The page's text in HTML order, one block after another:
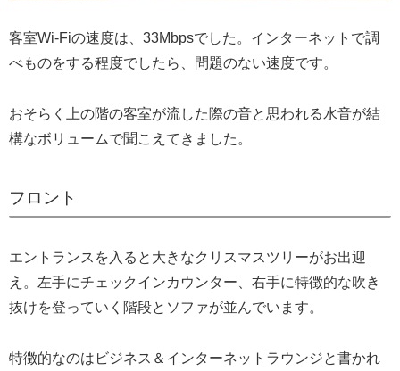
客室Wi-Fiの速度は、33Mbpsでした。インターネットで調
べものをする程度でしたら、問題のない速度です。
おそらく上の階の客室が流した際の音と思われる水音が結
構なボリュームで聞こえてきました。
フロント
エントランスを入ると大きなクリスマスツリーがお出迎
え。左手にチェックインカウンター、右手に特徴的な吹き
抜けを登っていく階段とソファが並んでいます。
特徴的なのはビジネス＆インターネットラウンジと書かれ